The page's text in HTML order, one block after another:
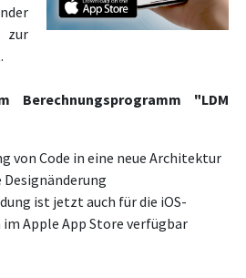
Berechnungsprogramm "LDM
von Code in eine neue Architektur
ist jetzt auch für die iOS-
Apple App Store verfügbar